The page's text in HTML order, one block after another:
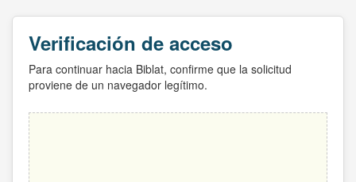
Verificación de acceso
Para continuar hacia Biblat, confirme que la solicitud
proviene de un navegador legítimo.